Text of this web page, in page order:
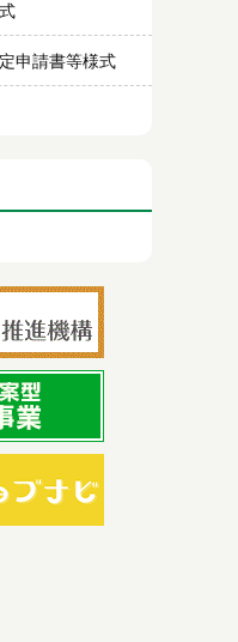
申請書等様式